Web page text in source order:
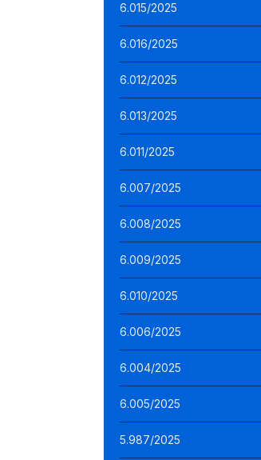
6.015/2025
6.016/2025
6.012/2025
6.013/2025
6.011/2025
6.007/2025
6.008/2025
6.009/2025
6.010/2025
6.006/2025
6.004/2025
6.005/2025
5.987/2025